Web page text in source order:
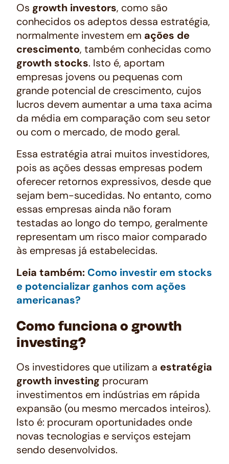
Os growth investors, como são
conhecidos os adeptos dessa estratégia,
normalmente investem em ações de
crescimento, também conhecidas como
growth stocks. Isto é, aportam
empresas jovens ou pequenas com
grande potencial de crescimento, cujos
lucros devem aumentar a uma taxa acima
da média em comparação com seu setor
ou com o mercado, de modo geral.
Essa estratégia atrai muitos investidores,
pois as ações dessas empresas podem
oferecer retornos expressivos, desde que
sejam bem-sucedidas. No entanto, como
essas empresas ainda não foram
testadas ao longo do tempo, geralmente
representam um risco maior comparado
às empresas já estabelecidas.
Leia também: Como investir em stocks
e potencializar ganhos com ações
americanas?
Como funciona o growth
investing?
Os investidores que utilizam a estratégia
growth investing procuram
investimentos em indústrias em rápida
expansão (ou mesmo mercados inteiros).
Isto é: procuram oportunidades onde
novas tecnologias e serviços estejam
sendo desenvolvidos.